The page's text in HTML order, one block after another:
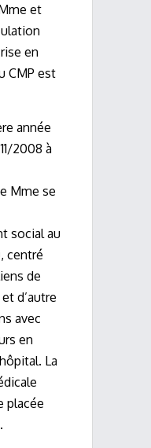
et
en
CMP est
année
2008 à
Mme se
social au
centré
de
d’autre
avec
en
La
placée